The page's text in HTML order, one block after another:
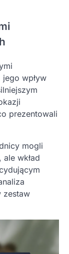
wpływ
prezentowali
mogli
wkład
zestaw